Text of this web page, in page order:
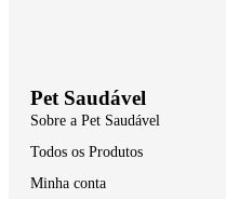
Pet Saudável
Sobre a Pet Saudável
Todos os Produtos
Minha conta